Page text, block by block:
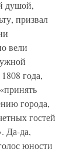
душой,
призвал
вели
года,
города,
гостей
Да-да,
юности